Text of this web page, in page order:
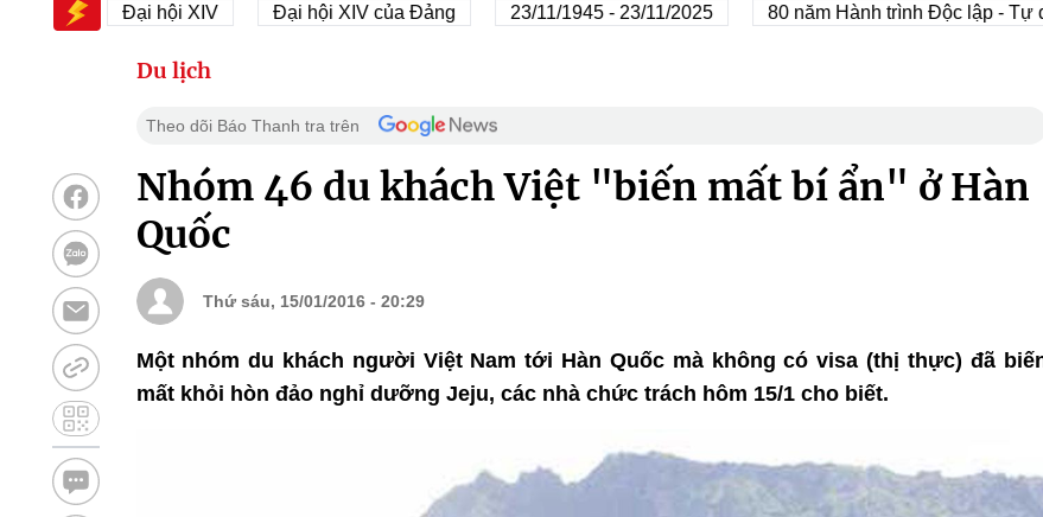
Đại hội XIV Đại hội XIV của Đảng 23/11/1945 - 23/11/2025 80 năm Hành trình Độc lập - Tự do -
Du lịch
Theo dõi Báo Thanh tra trên
Nhóm 46 du khách Việt "biến mất bí ẩn" ở Hàn
Quốc
Thứ sáu, 15/01/2016 - 20:29
Một nhóm du khách người Việt Nam tới Hàn Quốc mà không có visa (thị thực) đã
mất khỏi hòn đảo nghỉ dưỡng Jeju, các nhà chức trách hôm 15/1 cho biết.